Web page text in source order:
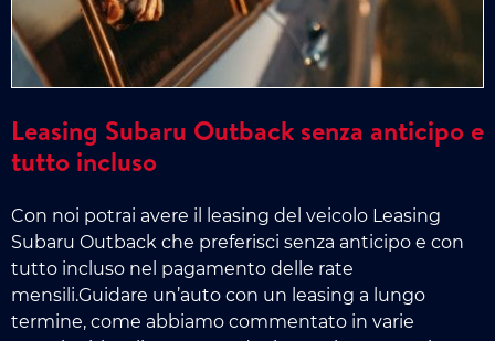
Leasing Subaru Outback senza anticipo e
tutto incluso
Con noi potrai avere il leasing del veicolo Leasing
Subaru Outback che preferisci senza anticipo e con
tutto incluso nel pagamento delle rate
mensili.Guidare un’auto con un leasing a lungo
termine, come abbiamo commentato in varie